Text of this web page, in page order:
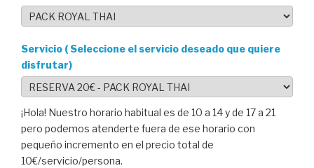
Servicio ( Seleccione el servicio deseado que quiere
disfrutar)
¡Hola! Nuestro horario habitual es de 10 a 14 y de 17 a 21
pero podemos atenderte fuera de ese horario con
pequeño incremento en el precio total de
10€/servicio/persona.